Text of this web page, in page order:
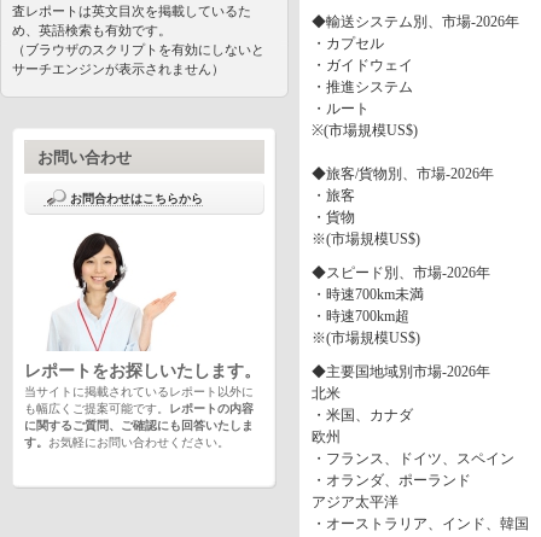
◆輸送システム別、市場-2026年
・カプセル
・ガイドウェイ
・推進システム
・ルート
※(市場規模US$)
◆旅客/貨物別、市場-2026年
・旅客
・貨物
※(市場規模US$)
◆スピード別、市場-2026年
・時速700km未満
・時速700km超
※(市場規模US$)
◆主要国地域別市場-2026年
北米
・米国、カナダ
欧州
・フランス、ドイツ、スペイン
・オランダ、ポーランド
アジア太平洋
・オーストラリア、インド、韓国
査レポートは英文目次を掲載しているた
め、英語検索も有効です。
（ブラウザのスクリプトを有効にしないと
サーチエンジンが表示されません）
お問い合わせ
お問合わせはこちらから
レポートをお探しいたします。
当サイトに掲載されているレポート以外に
も幅広くご提案可能です。 レポートの内容
に関するご質問、ご確認にも回答いたしま
す。 お気軽にお問い合わせください。